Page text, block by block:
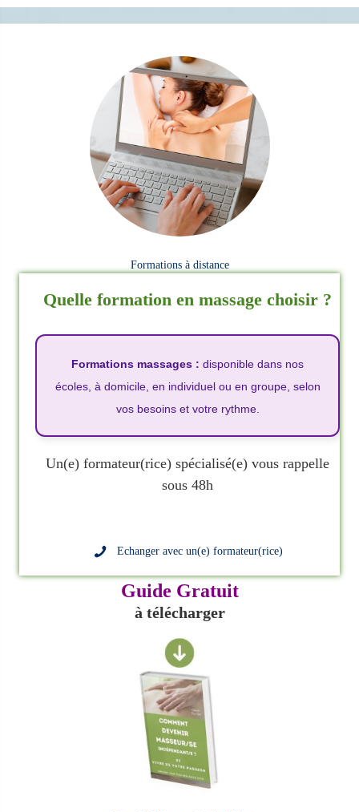
Formations à distance
Quelle formation en massage choisir ?
Formations massages : disponible dans nos
écoles, à domicile, en individuel ou en groupe, selon
vos besoins et votre rythme.
Un(e) formateur(rice) spécialisé(e) vous rappelle
sous 48h
Echanger avec un(e) formateur(rice)
Guide Gratuit
à télécharger